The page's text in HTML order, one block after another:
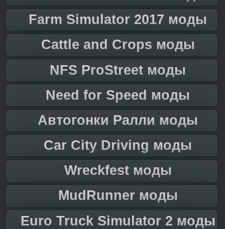
Farm Simulator 2017 моды
Cattle and Crops моды
NFS ProStreet моды
Need for Speed моды
Автогонки Ралли моды
Car City Driving моды
Wreckfest моды
MudRunner моды
Euro Truck Simulator 2 моды